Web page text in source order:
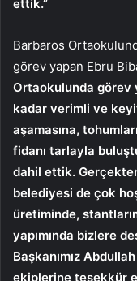
ettik.”
Barbaros
görev yapan Ebru
Ortaokulunda görev
kadar verimli ve
aşamasına,
fidanı tarlayla
dahil ettik.
belediyesi de çok
üretiminde,
yapımında bizlere
Başkanımız
ekiplerine teşekkür